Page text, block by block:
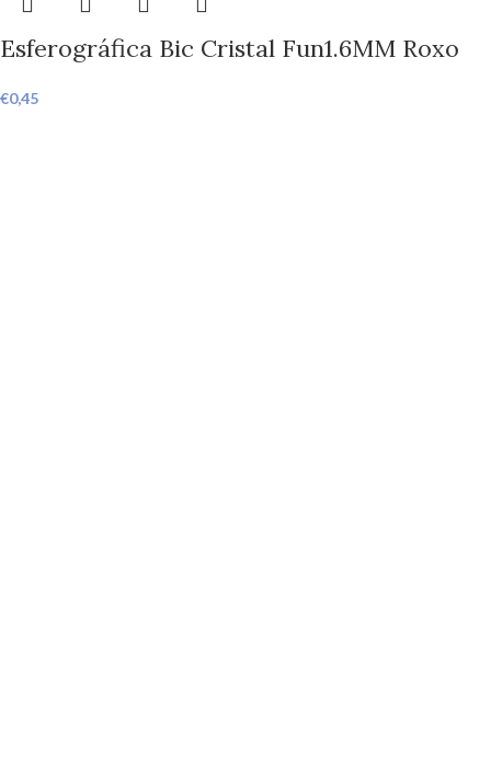
Esferográfica Bic Cristal Fun1.6MM Roxo
€0,45